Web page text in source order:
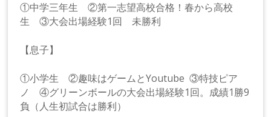
①中学三年生 ②第一志望高校合格！春から高校
生 ③大会出場経験1回 未勝利
【息子】
①小学生 ②趣味はゲームとYoutube ③特技ピア
ノ ④グリーンボールの大会出場経験1回。成績1勝9
負（人生初試合は勝利）